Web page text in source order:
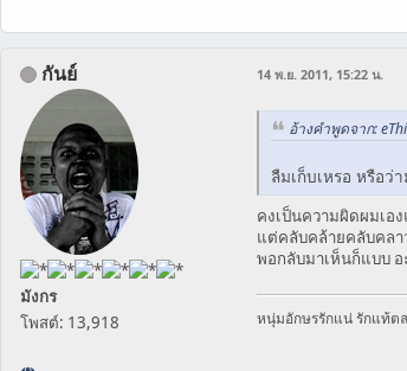
กันย์
มังกร
โพสต์: 13,918
14 พ.ย. 2011, 15:22 น.
อ้างคำพูดจาก:
ลืมเก็บเหรอ หรือว่
คงเป็นความผิดผมเอ
แต่คลับคล้ายคลับคลา
พอกลับมาเห็นก็แบบ อ
หนุ่มอักษรรักแน่ รักแท้ต